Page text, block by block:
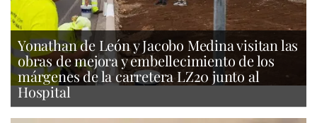
Yonathan de León y Jacobo Medina visitan las
obras de mejora y embellecimiento de los
márgenes de la carretera LZ20 junto al
Hospital